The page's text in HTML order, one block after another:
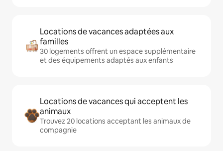
Locations de vacances adaptées aux
familles
30 logements offrent un espace supplémentaire
et des équipements adaptés aux enfants
Locations de vacances qui acceptent les
animaux
Trouvez 20 locations acceptant les animaux de
compagnie